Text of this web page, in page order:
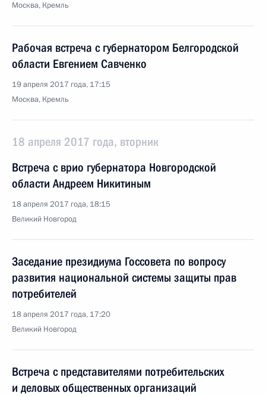
Москва, Кремль
Рабочая встреча с губернатором Белгородской
области Евгением Савченко
19 апреля 2017 года, 17:15
Москва, Кремль
18 апреля 2017 года, вторник
Встреча с врио губернатора Новгородской
области Андреем Никитиным
18 апреля 2017 года, 18:15
Великий Новгород
Заседание президиума Госсовета по вопросу
развития национальной системы защиты прав
потребителей
18 апреля 2017 года, 17:20
Великий Новгород
Встреча с представителями потребительских
и деловых общественных организаций